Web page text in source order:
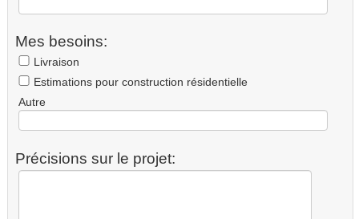
Mes besoins:
Livraison
Estimations pour construction résidentielle
Autre
Précisions sur le projet: